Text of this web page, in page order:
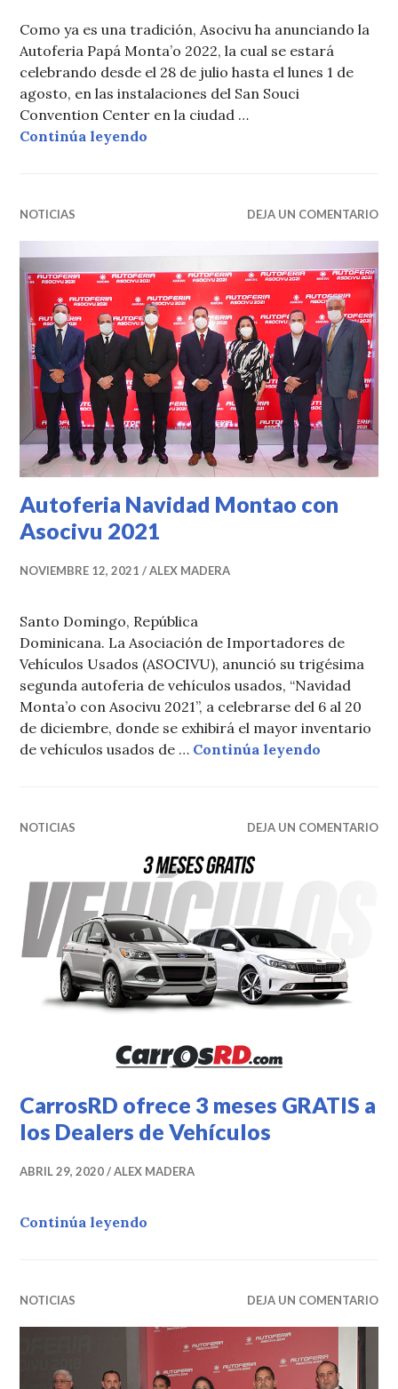
Como ya es una tradición, Asocivu ha anunciando la
Autoferia Papá Monta’o 2022, la cual se estará
celebrando desde el 28 de julio hasta el lunes 1 de
agosto, en las instalaciones del San Souci
Convention Center en la ciudad …
Continúa leyendo
NOTICIAS DEJA UN COMENTARIO
Autoferia Navidad Montao con
Asocivu 2021
NOVIEMBRE 12, 2021 ALEX MADERA
Santo Domingo, República
Dominicana. La Asociación de Importadores de
Vehículos Usados (ASOCIVU), anunció su trigésima
segunda autoferia de vehículos usados, “Navidad
Monta’o con Asocivu 2021”, a celebrarse del 6 al 20
de diciembre, donde se exhibirá el mayor inventario
de vehículos usados de … Continúa leyendo
NOTICIAS DEJA UN COMENTARIO
CarrosRD ofrece 3 meses GRATIS a
los Dealers de Vehículos
ABRIL 29, 2020 ALEX MADERA
Continúa leyendo
NOTICIAS DEJA UN COMENTARIO